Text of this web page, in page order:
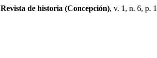
Revista de historia (Concepción), v. 1, n. 6, p.